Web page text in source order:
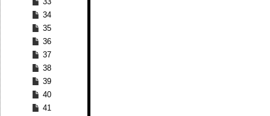
34
35
36
37
38
39
40
41